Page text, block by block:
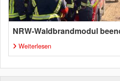
NRW-Waldbrandmodul
Weiterlesen